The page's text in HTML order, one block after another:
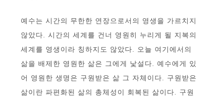
예수는 시간의 무한한 연장으로서의 영생을 가르치지
않았다. 시간의 세계를 건너 영원히 누리게 될 지복의
세계를 영생이라 칭하지도 않았다. 오늘 여기에서의
삶을 배제한 영원한 삶은 그에게 낯설다. 예수에게 있
어 영원한 생명은 구원받은 삶 그 자체이다. 구원받은
삶이란 파편화된 삶의 총체성이 회복된 삶이다. 구원